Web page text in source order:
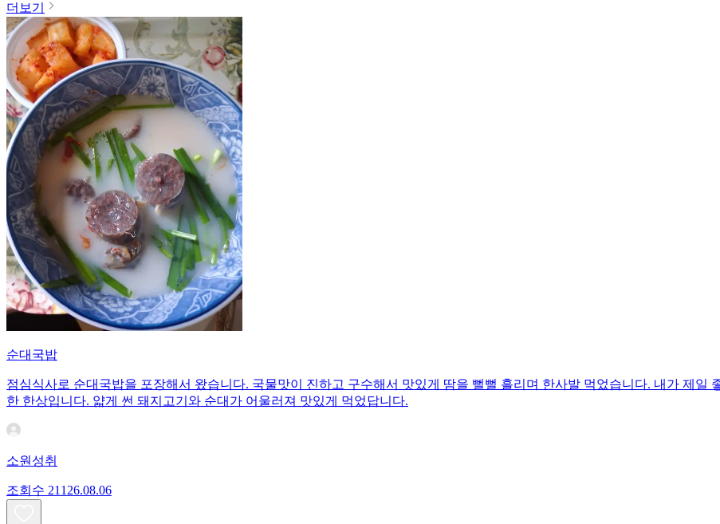
더보기
순대국밥
점심식사로 순대국밥을 포장해서 왔습니다. 국물맛이 진하고 구수해서 맛있게 땀을 뻘뻘 흘리며 한사발 먹었습니다. 내가 제일
한 한상입니다. 얇게 썬 돼지고기와 순대가 어울러져 맛있게 먹었답니다.
소원성취
조회수 211 26.08.06